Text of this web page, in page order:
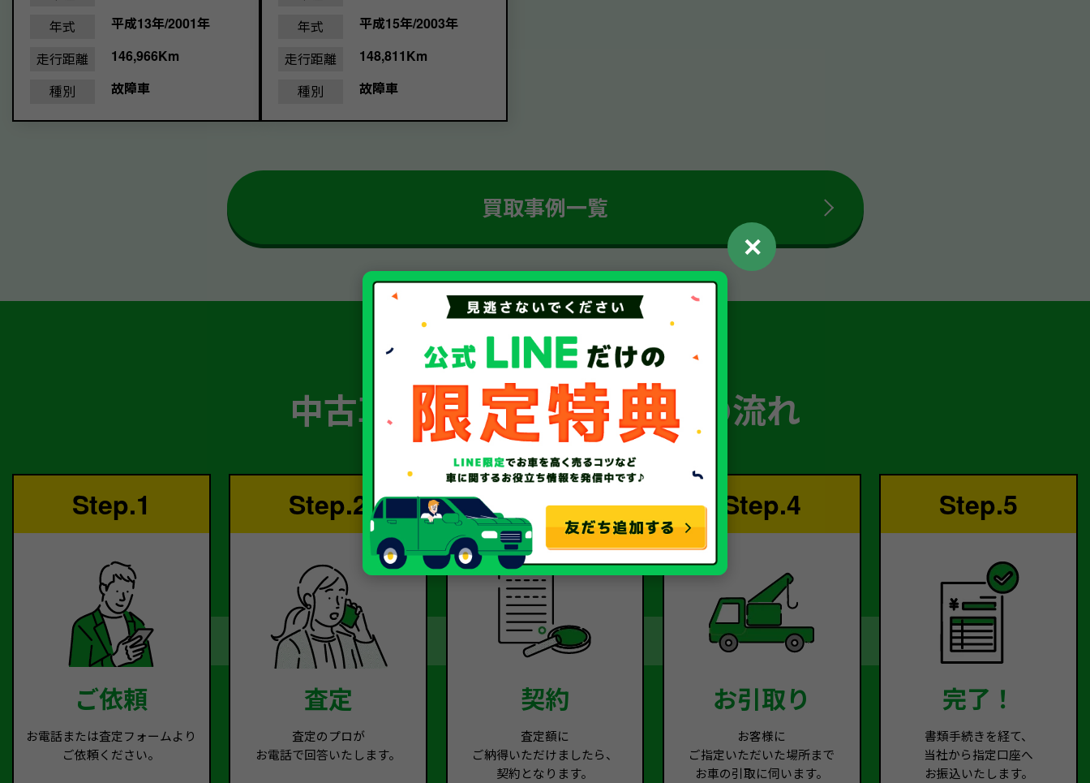
年式
平成13年/2001年
走行距離
146,966Km
種別
故障車
年式
平成15年/2003年
走行距離
148,811Km
種別
故障車
買取事例一覧
簡単 5ステップ！
中古車・廃車・事故車買取の流れ
Step.1
ご依頼
お電話または査定フォームより
ご依頼ください。
Step.2
査定
査定のプロが
お電話で回答いたします。
Step.3
契約
査定額に
ご納得いただけましたら、
契約となります。
Step.4
お引取り
お客様に
ご指定いただいた場所まで
お車の引取に伺います。
Step.5
完了！
書類手続きを経て、
当社から指定口座へ
お振込いたします。
✕